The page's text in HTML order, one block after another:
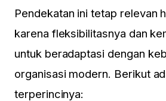
Pendekatan ini tetap relevan
karena fleksibilitasnya dan
untuk beradaptasi dengan
organisasi modern. Berikut
terperincinya: